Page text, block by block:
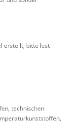
erstellt, bitte lest
technischen